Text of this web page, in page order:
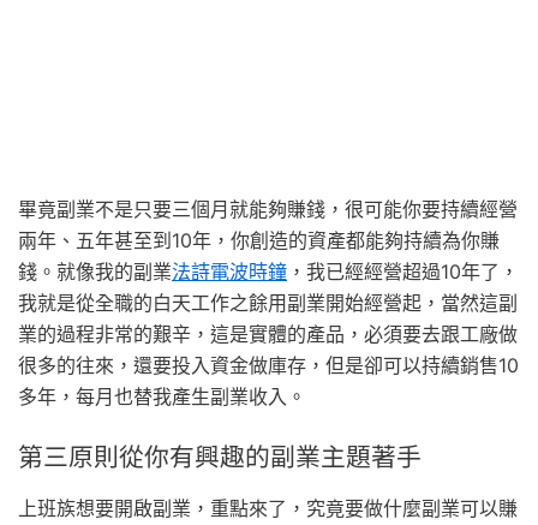
畢竟副業不是只要三個月就能夠賺錢，很可能你要持續經營
兩年、五年甚至到10年，你創造的資產都能夠持續為你賺
錢。就像我的副業法詩電波時鐘 ，我已經經營超過10年了，
我就是從全職的白天工作之餘用副業開始經營起，當然這副
業的過程非常的艱辛，這是實體的產品，必須要去跟工廠做
很多的往來，還要投入資金做庫存，但是卻可以持續銷售10
多年，每月也替我產生副業收入。
第三原則從你有興趣的副業主題著手
上班族想要開啟副業，重點來了，究竟要做什麼副業可以賺